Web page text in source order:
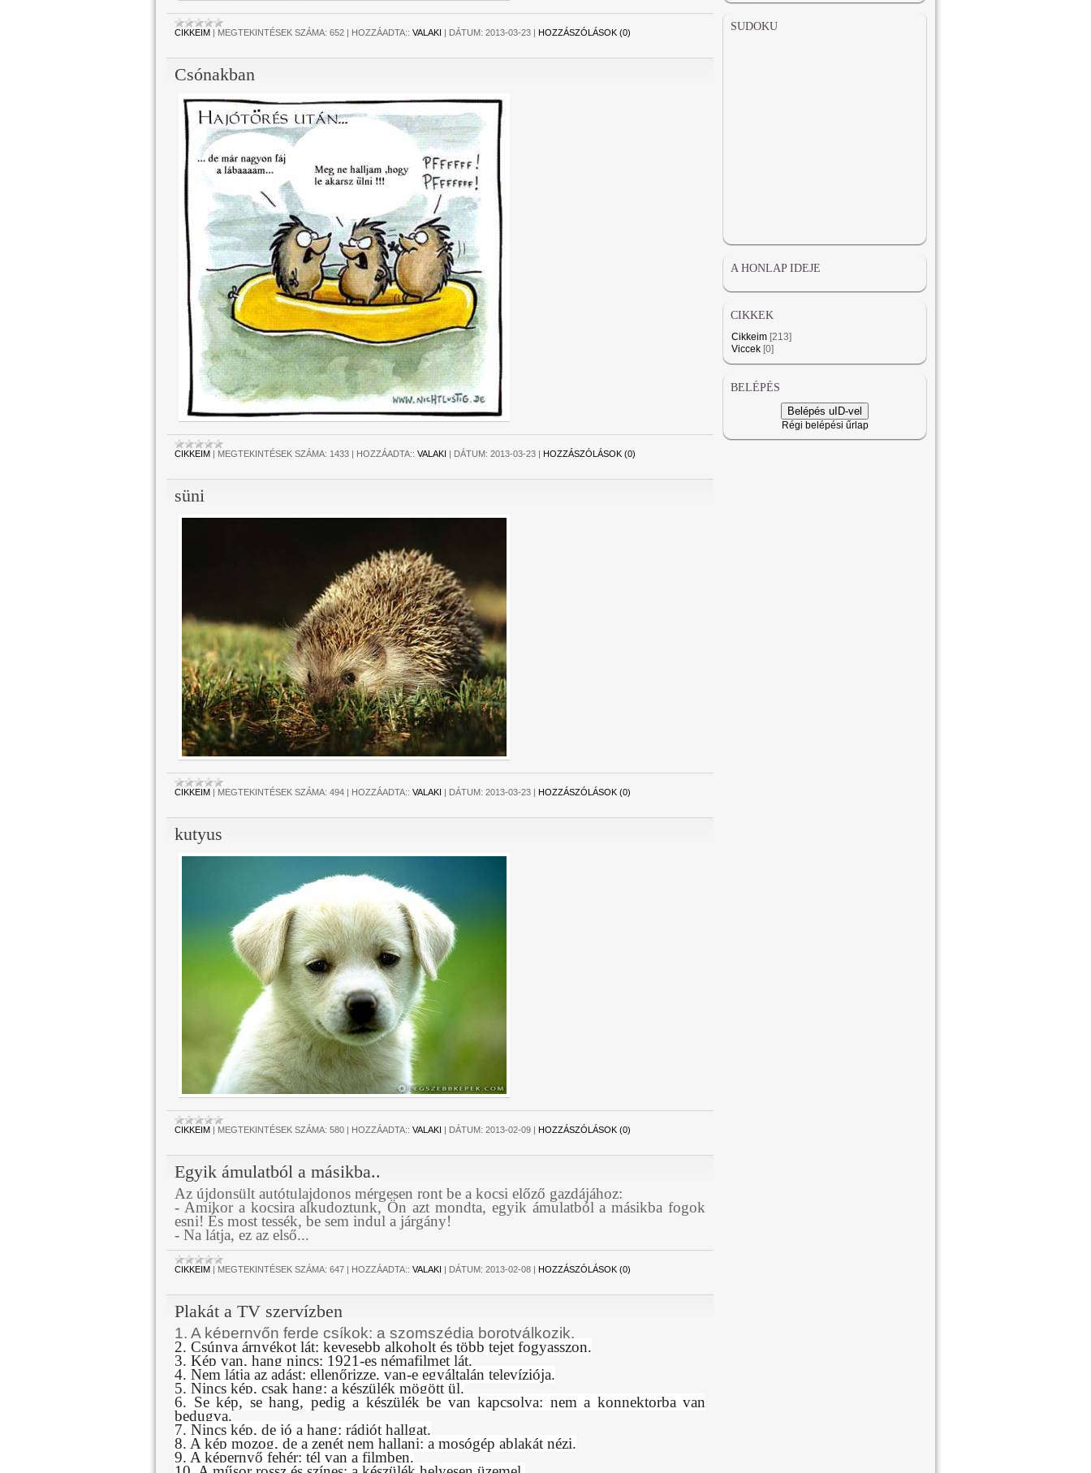
CIKKEIM | MEGTEKINTÉSEK SZÁMA: 652 | HOZZÁADTA:: VALAKI | DÁTUM: 2013-03-23 | HOZZÁSZÓLÁSOK (0)
Csónakban
CIKKEIM | MEGTEKINTÉSEK SZÁMA: 1433 | HOZZÁADTA:: VALAKI | DÁTUM: 2013-03-23 | HOZZÁSZÓLÁSOK (0)
süni
CIKKEIM | MEGTEKINTÉSEK SZÁMA: 494 | HOZZÁADTA:: VALAKI | DÁTUM: 2013-03-23 | HOZZÁSZÓLÁSOK (0)
kutyus
CIKKEIM | MEGTEKINTÉSEK SZÁMA: 580 | HOZZÁADTA:: VALAKI | DÁTUM: 2013-02-09 | HOZZÁSZÓLÁSOK (0)
Egyik ámulatból a másikba..
Az újdonsült autótulajdonos mérgesen ront be a kocsi előző gazdájához:
- Amikor a kocsira alkudoztunk, Ön azt mondta, egyik ámulatból a másikba fogok
esni! És most tessék, be sem indul a járgány!
- Na látja, ez az első...
CIKKEIM | MEGTEKINTÉSEK SZÁMA: 647 | HOZZÁADTA:: VALAKI | DÁTUM: 2013-02-08 | HOZZÁSZÓLÁSOK (0)
Plakát a TV szervízben
1. A képernyőn ferde csíkok: a szomszédja borotválkozik.
2. Csúnya árnyékot lát: kevesebb alkoholt és több tejet fogyasszon.
3. Kép van, hang nincs: 1921-es némafilmet lát.
4. Nem látja az adást: ellenőrizze, van-e egyáltalán televíziója.
5. Nincs kép, csak hang: a készülék mögött ül.
6. Se kép, se hang, pedig a készülék be van kapcsolva: nem a konnektorba van
bedugva.
7. Nincs kép, de jó a hang: rádiót hallgat.
8. A kép mozog, de a zenét nem hallani: a mosógép ablakát nézi.
9. A képernyő fehér: tél van a filmben.
SUDOKU
A HONLAP IDEJE
CIKKEK
Cikkeim [213]
Viccek [0]
BELÉPÉS
Belépés uID-vel
Régi belépési űrlap